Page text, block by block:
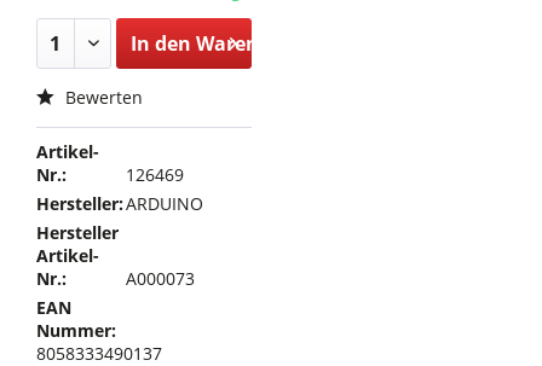
In den Warenkorb
Bewerten
Artikel-
Nr.:
126469
Hersteller:ARDUINO
Hersteller
Artikel-
Nr.:
A000073
EAN
Nummer:
8058333490137